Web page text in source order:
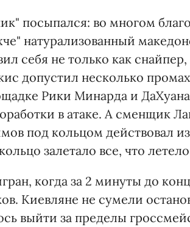
посыпался: во многом
натурализованный
себя не только как
допустил несколько
Рики Минарда и
в атаке. А сменщик
под кольцом действовал
залетало все, что
когда за 2 минуты до
Киевляне не сумели
выйти за пределы